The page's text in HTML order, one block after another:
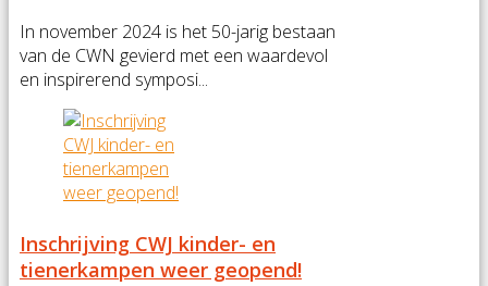
In november 2024 is het 50-jarig bestaan
van de CWN gevierd met een waardevol
en inspirerend symposi...
Inschrijving CWJ kinder- en
tienerkampen weer geopend!